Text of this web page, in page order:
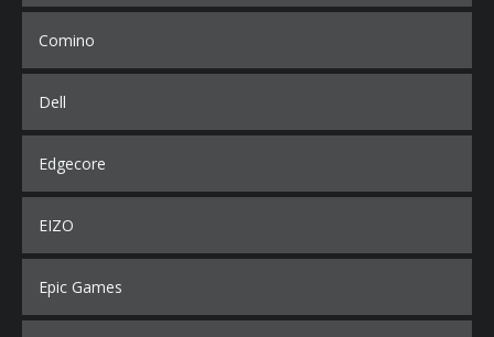
Comino
Dell
Edgecore
EIZO
Epic Games